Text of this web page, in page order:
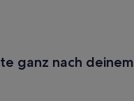
ganz nach deinem